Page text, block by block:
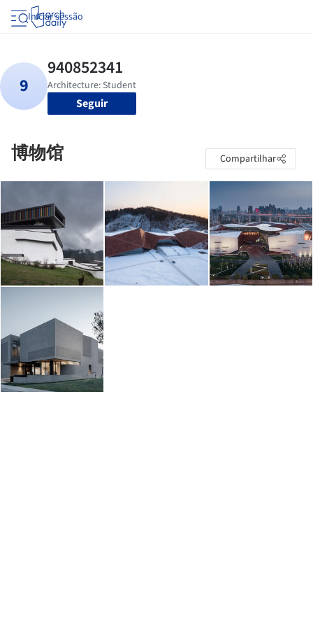
Iniciar sessão
Seguir
博物馆 Compartilhar